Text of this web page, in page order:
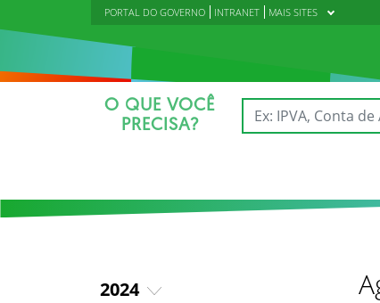
PORTAL DO GOVERNO INTRANET MAIS SITES
O QUE VOCÊ
PRECISA?
2024